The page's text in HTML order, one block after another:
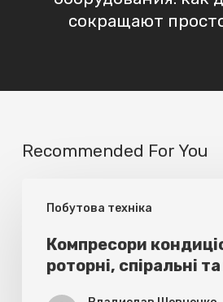
сокращают
Recommended For You
Побутова техніка
кондиціонерів:
роторні,
спіральні
Компресори
роторні, спіральні